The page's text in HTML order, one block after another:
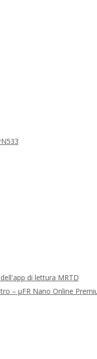
di lettura MRTD
– μFR Nano Online